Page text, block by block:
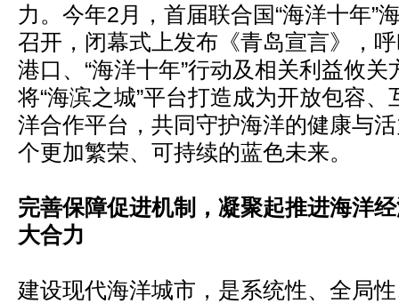
力。今年2月，首届联合国“海洋十年”
召开，闭幕式上发布《青岛宣言》，
港口、“海洋十年”行动及相关利益攸
将“海滨之城”平台打造成为开放包容
洋合作平台，共同守护海洋的健康与
个更加繁荣、可持续的蓝色未来。
完善保障促进机制，凝聚起推进海洋
大合力
建设现代海洋城市，是系统性、全局